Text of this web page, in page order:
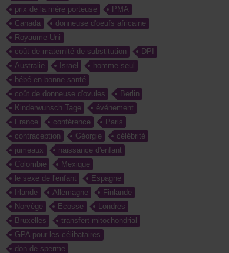
prix de la mère porteuse
PMA
Canada
donneuse d'oeufs africaine
Royaume-Uni
coût de maternité de substitution
DPI
Australie
Israël
homme seul
bébé en bonne santé
coût de donneuse d'ovules
Berlin
Kinderwunsch Tage
événement
France
conférence
Paris
contraception
Géorgie
célébrité
jumeaux
naissance d'enfant
Colombie
Mexique
le sexe de l'enfant
Espagne
Irlande
Allemagne
Finlande
Norvège
Ecosse
Londres
Bruxelles
transfert mitochondrial
GPA pour les célibataires
don de sperme